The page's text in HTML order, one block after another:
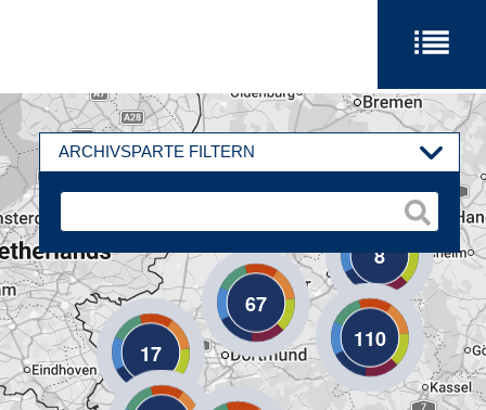
ARCHIVSPARTE FILTERN
8
17
67
110